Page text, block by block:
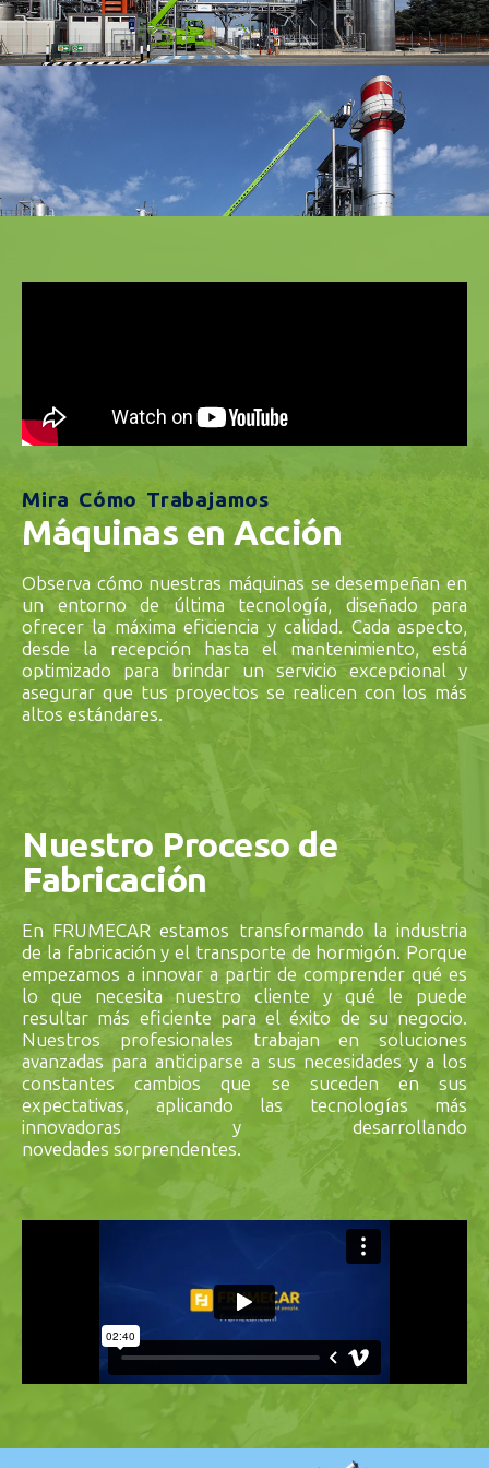
Mira Cómo Trabajamos
Máquinas en Acción
Observa cómo nuestras máquinas se desempeñan en
un entorno de última tecnología, diseñado para
ofrecer la máxima eficiencia y calidad. Cada aspecto,
desde la recepción hasta el mantenimiento, está
optimizado para brindar un servicio excepcional y
asegurar que tus proyectos se realicen con los más
altos estándares.
Nuestro Proceso de
Fabricación
En FRUMECAR estamos transformando la industria
de la fabricación y el transporte de hormigón. Porque
empezamos a innovar a partir de comprender qué es
lo que necesita nuestro cliente y qué le puede
resultar más eficiente para el éxito de su negocio.
Nuestros profesionales trabajan en soluciones
avanzadas para anticiparse a sus necesidades y a los
constantes cambios que se suceden en sus
expectativas, aplicando las tecnologías más
innovadoras y desarrollando
novedades sorprendentes.